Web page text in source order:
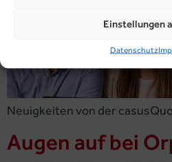
Einstellungen
Datenschutz
Neuigkeiten von der
Augen auf bei